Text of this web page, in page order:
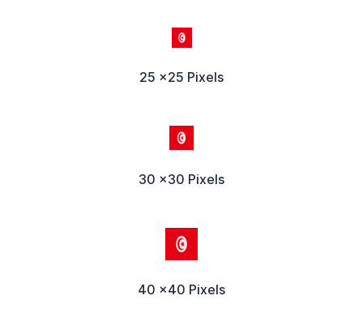
25 x25 Pixels
30 x30 Pixels
40 x40 Pixels